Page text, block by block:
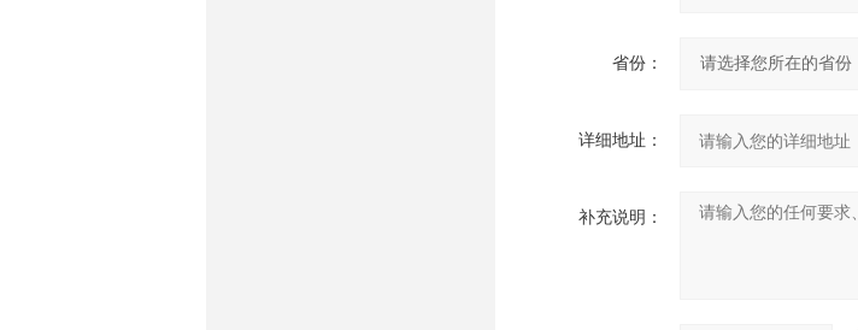
省份：
详细地址：
补充说明：